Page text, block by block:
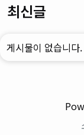
최신글
게시물이 없습니다.